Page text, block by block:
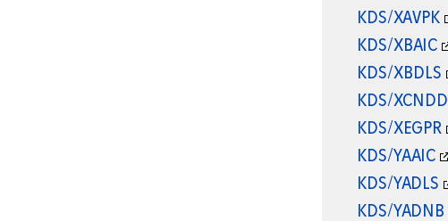
KDS/XAVPK
KDS/XBAIC
KDS/XBDLS
KDS/XCNDD
KDS/XEGPR
KDS/YAAIC
KDS/YADLS
KDS/YADNB